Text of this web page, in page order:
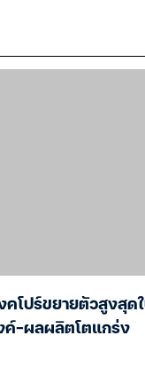
คโปร์ขยายตัวสูงสุด
ค์-ผลผลิตโตแกร่ง